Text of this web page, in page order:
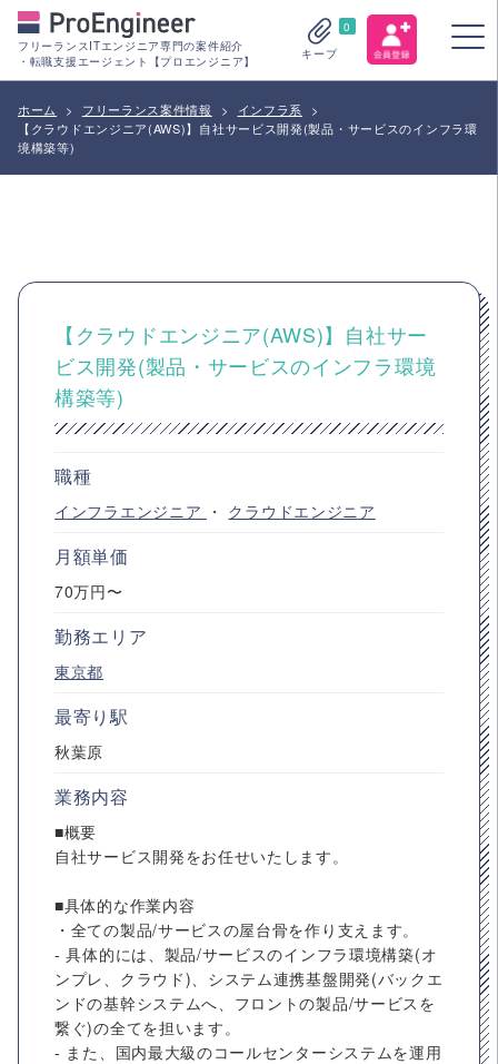
フリーランスITエンジニア専門の案件紹介
・転職支援エージェント【プロエンジニア】
0
キープ
ホーム > フリーランス案件情報 > インフラ系
>
【クラウドエンジニア(AWS)】自社サービス開発(製品・サービスのインフラ環
境構築等)
【クラウドエンジニア(AWS)】自社サー
ビス開発(製品・サービスのインフラ環境
構築等)
職種
インフラエンジニア ・ クラウドエンジニア
月額単価
70万円〜
勤務エリア
東京都
最寄り駅
秋葉原
業務内容
■概要
自社サービス開発をお任せいたします。
■具体的な作業内容
・全ての製品/サービスの屋台骨を作り支えます。
- 具体的には、製品/サービスのインフラ環境構築(オ
ンプレ、クラウド)、システム連携基盤開発(バックエ
ンドの基幹システムへ、フロントの製品/サービスを
繋ぐ)の全てを担います。
- また、国内最大級のコールセンターシステムを運用